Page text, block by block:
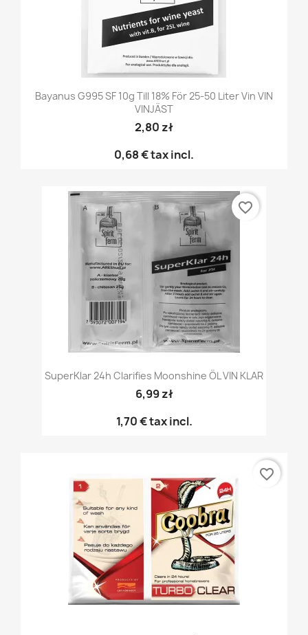
Bayanus G995 SF 10g Till 18% För 25-50 Liter Vin VIN
VINJÄST
2,80 zł
0,68 €tax incl.
SuperKlar 24h Clarifies Moonshine ÖL VIN KLAR
6,99 zł
1,70 €tax incl.
favorite_border
favorite_border